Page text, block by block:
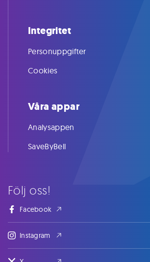
Följ oss!
Facebook
Instagram
Integritet
Personuppgifter
Cookies
Våra appar
Analysappen
SaveByBell